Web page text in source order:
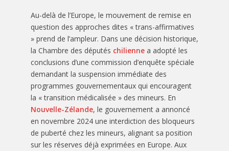
Au-delà de l’Europe, le mouvement de remise en
question des approches dites « trans-affirmatives
» prend de l’ampleur. Dans une décision historique,
la Chambre des députés chilienne a adopté les
conclusions d’une commission d’enquête spéciale
demandant la suspension immédiate des
programmes gouvernementaux qui encouragent
la « transition médicalisée » des mineurs. En
Nouvelle-Zélande, le gouvernement a annoncé
en novembre 2024 une interdiction des bloqueurs
de puberté chez les mineurs, alignant sa position
sur les réserves déjà exprimées en Europe. Aux